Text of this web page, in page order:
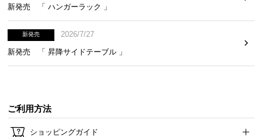
新発売 「 ハンガーラック 」
新発売
2026/7/27
新発売 「 昇降サイドテーブル 」
ご利用方法
ショッピングガイド